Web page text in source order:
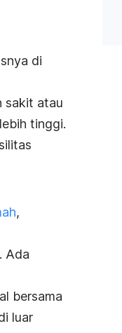
di
sakit atau
tinggi.
,
Ada
bersama
luar